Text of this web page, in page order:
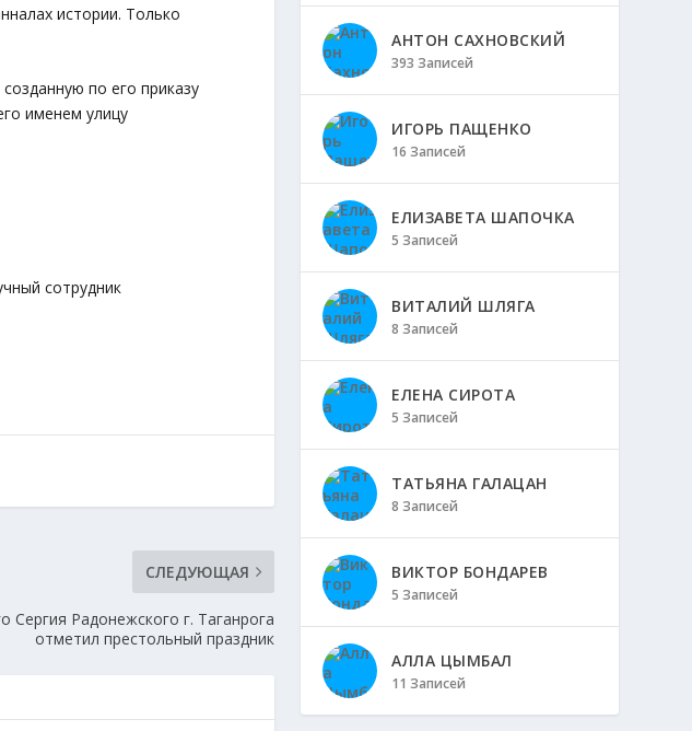
истории. Только
по его приказу
именем улицу
сотрудник
СЛЕДУЮЩАЯ
Сергия Радонежского г. Таганрога
отметил престольный праздник
АНТОН САХНОВСКИЙ
393 Записей
ИГОРЬ ПАЩЕНКО
16 Записей
ЕЛИЗАВЕТА ШАПОЧКА
5 Записей
ВИТАЛИЙ ШЛЯГА
8 Записей
ЕЛЕНА СИРОТА
5 Записей
ТАТЬЯНА ГАЛАЦАН
8 Записей
ВИКТОР БОНДАРЕВ
5 Записей
АЛЛА ЦЫМБАЛ
11 Записей